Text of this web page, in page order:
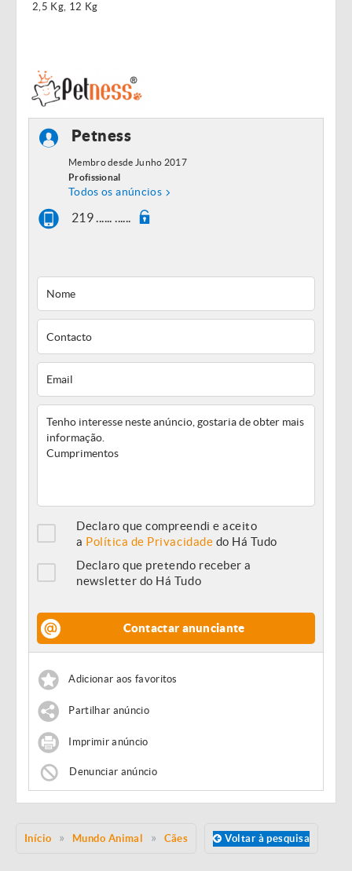
2,5 Kg, 12 Kg
Petness
Membro desde Junho 2017
Profissional
Todos os anúncios
219 ...... ......
Declaro que compreendi e aceito
a Política de Privacidade do Há Tudo
Declaro que pretendo receber a
newsletter do Há Tudo
Contactar anunciante
Adicionar aos favoritos
Partilhar anúncio
Imprimir anúncio
Denunciar anúncio
Início Mundo Animal Cães Voltar à pesquisa